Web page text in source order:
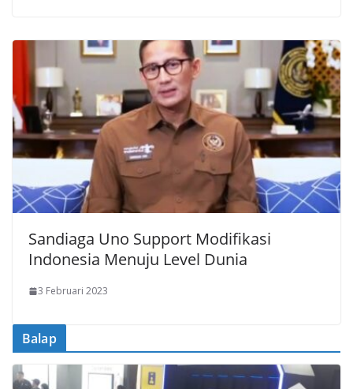
Sandiaga Uno Support Modifikasi
Indonesia Menuju Level Dunia
3 Februari 2023
Balap